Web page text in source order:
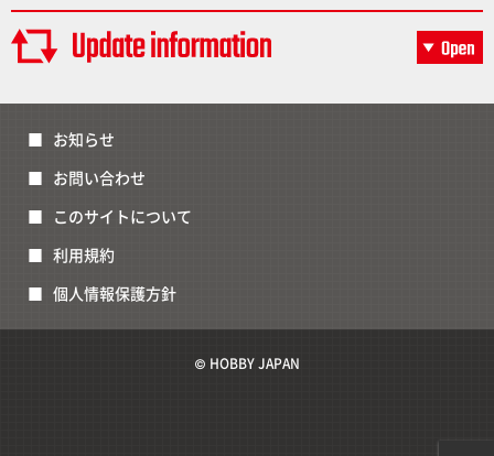
お知らせ
お問い合わせ
このサイトについて
利用規約
個人情報保護方針
© HOBBY JAPAN